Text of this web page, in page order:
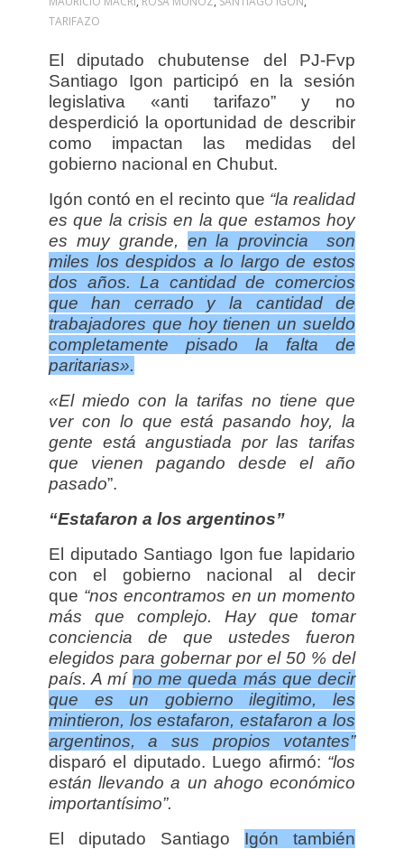
TARIFAZO
El diputado chubutense del PJ-Fvp
Santiago Igon participó en la sesión
legislativa «anti tarifazo” y no
desperdició la oportunidad de describir
como impactan las medidas del
gobierno nacional en Chubut.
Igón contó en el recinto que “la realidad
es que la crisis en la que estamos hoy
es muy grande, en la provincia son
miles los despidos a lo largo de estos
dos años.La cantidad de comercios
que han cerrado y la cantidad de
trabajadores que hoy tienen un sueldo
completamente pisado la falta de
paritarias».
«El miedo con la tarifas no tiene que
ver con lo que está pasando hoy, la
gente está angustiada por las tarifas
que vienen pagando desde el año
pasado”.
“Estafaron a los argentinos”
El diputado Santiago Igon fue lapidario
con el gobierno nacional al decir
que “nos encontramos en un momento
más que complejo. Hay que tomar
conciencia de que ustedes fueron
elegidos para gobernar por el 50 % del
país. A mí no me queda más que decir
que es un gobierno ilegitimo, les
mintieron, los estafaron, estafaron a los
argentinos, a sus propios votantes”
disparó el diputado. Luego afirmó: “los
están llevando a un ahogo económico
importantísimo”.
El diputado Santiago Igón también